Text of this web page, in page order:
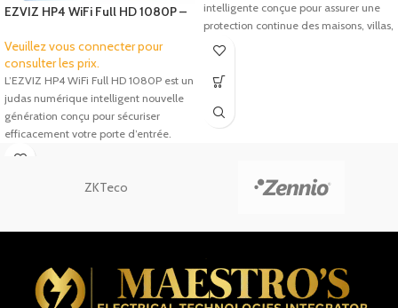
EZVIZ HP4 WiFi Full HD 1080P –
Écran 4.3″ et Appel Vidéo
Veuillez vous connecter pour
consulter les prix.
L’EZVIZ HP4 WiFi Full HD 1080P est un
judas numérique intelligent nouvelle
génération conçu pour sécuriser
efficacement votre porte d’entrée.
intelligente conçue pour assurer une
protection continue des maisons, villas,
ZKTeco